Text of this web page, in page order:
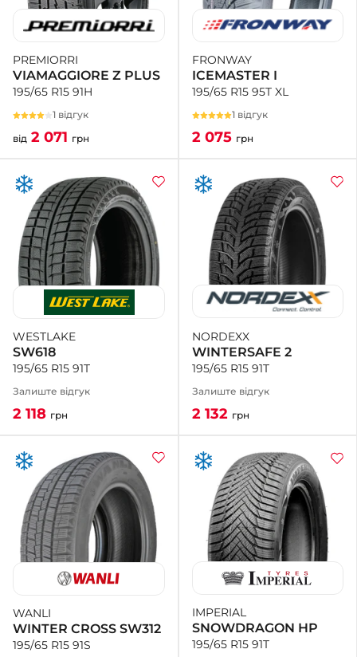
PREMIORRI
VIAMAGGIORE Z PLUS
195/65 R15 91H
1 відгук
від 2 071 грн
FRONWAY
ICEMASTER I
195/65 R15 95T XL
1 відгук
2 075 грн
WESTLAKE
SW618
195/65 R15 91T
Залиште відгук
2 118 грн
NORDEXX
WINTERSAFE 2
195/65 R15 91T
Залиште відгук
2 132 грн
WANLI
WINTER CROSS SW312
195/65 R15 91S
IMPERIAL
SNOWDRAGON HP
195/65 R15 91T